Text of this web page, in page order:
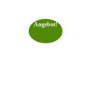
Angebot!